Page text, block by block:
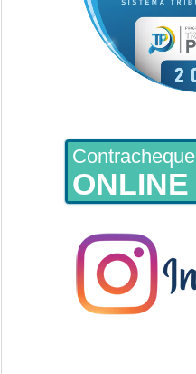
Contracheque
ONLINE